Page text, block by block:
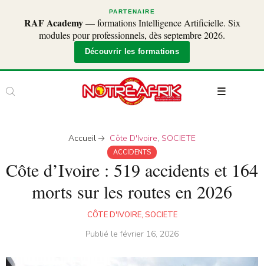
PARTENAIRE
RAF Academy— formations Intelligence Artificielle. Six
modules pour professionnels, dès septembre 2026.
Découvrir les formations
Accueil Côte D'Ivoire, SOCIETE
ACCIDENTS
Côte d’Ivoire : 519 accidents et 164
morts sur les routes en 2026
CÔTE D'IVOIRE, SOCIETE
Publié lefévrier 16, 2026